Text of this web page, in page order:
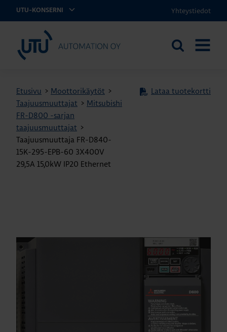
UTU-KONSERNI Yhteystiedot
UTU Automation
Etsi
Etusivu > Moottorikäytöt >
Taajuusmuuttajat > Mitsubishi
FR-D800 -sarjan
taajuusmuuttajat >
Taajuusmuuttaja FR-D840-
15K-295-EPB-60 3X400V
29,5A 15,0kW IP20 Ethernet
Lataa tuotekortti